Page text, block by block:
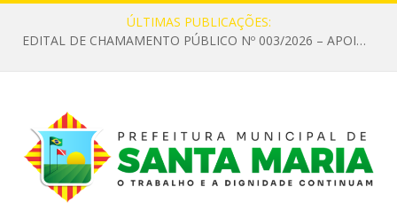
ÚLTIMAS PUBLICAÇÕES:
EDITAL DE CHAMAMENTO PÚBLICO Nº 003/2026 – APOIO À INFRAESTRUTURA CULTURAL